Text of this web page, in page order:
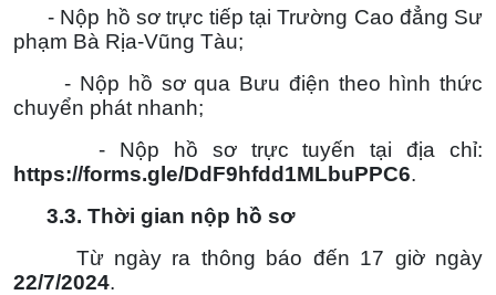
- Nộp hồ sơ trực tiếp tại Trường Cao đẳng Sư
phạm Bà Rịa-Vũng Tàu;
- Nộp hồ sơ qua Bưu điện theo hình thức
chuyển phát nhanh;
- Nộp hồ sơ trực tuyến tại địa chỉ:
https://forms.gle/DdF9hfdd1MLbuPPC6.
3.3. Thời gian nộp hồ sơ
Từ ngày ra thông báo đến 17 giờ ngày
22/7/2024.